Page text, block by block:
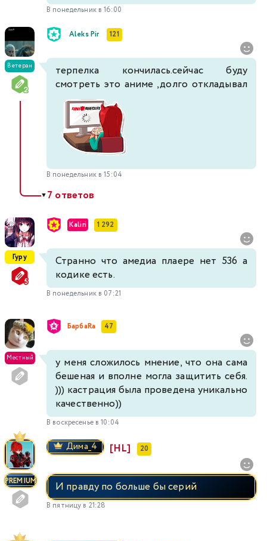
В понедельник в 16:00
Ветеран
Aleks Pir 121
терпелка кончилась.сейчас буду
смотреть это аниме ,долго откладывал
В понедельник в 15:04
▼7 ответов
Гуру
Kaliri 1 292
Странно что амедиа плаере нет 536 а
кодике есть.
В понедельник в 07:21
Местный
БарбаRа 47
у меня сложилось мнение, что она сама
бешеная и вполне могла защитить себя.
))) кастрация была проведена уникально
качественно))
В воскресенье в 10:04
PREMIUM
Димa_4 [HL] 20
И правду по больше бы серий
В пятницу в 21:28